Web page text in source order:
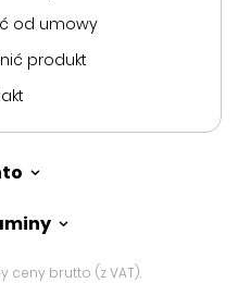
od umowy
produkt
ceny brutto (z VAT).